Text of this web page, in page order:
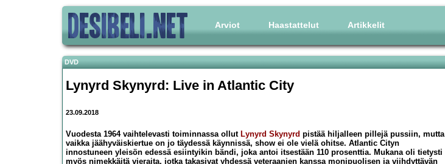
Arviot Haastattelut Artikkelit
DVD
Lynyrd Skynyrd: Live in Atlantic City
23.09.2018
Vuodesta 1964 vaihtelevasti toiminnassa ollut Lynyrd Skynyrd pistää hiljalleen pillejä pussiin, mutta
vaikka jäähyväiskiertue on jo täydessä käynnissä, show ei ole vielä ohitse. Atlantic Cityn
innostuneen yleisön edessä esiintyikin bändi, joka antoi itsestään 110 prosenttia. Mukana oli tietysti
myös nimekkäitä vieraita, jotka takasivat yhdessä veteraanien kanssa monipuolisen ja viihdyttävän